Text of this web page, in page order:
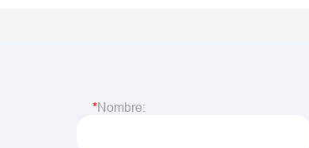
Nombre: